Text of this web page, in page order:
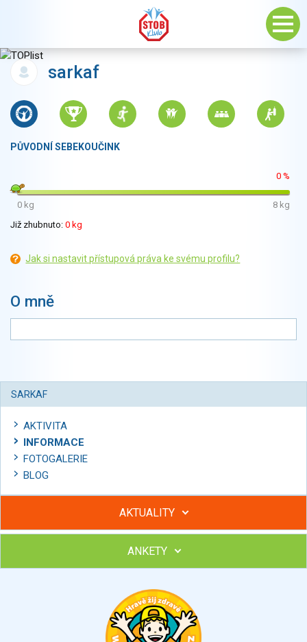
sarkaf
PŮVODNÍ SEBEKOUČINK
0 %
0 kg
8 kg
Již zhubnuto: 0 kg
Jak si nastavit přístupová práva ke svému profilu?
O mně
SARKAF
AKTIVITA
INFORMACE
FOTOGALERIE
BLOG
AKTUALITY
Hubněte s podporou lektorky a skupiny v kurzech STOBu
Chcete poradit s hubnutím? Najděte si odborníka STOBu ve
ANKETY